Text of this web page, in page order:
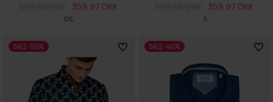
XXL
359,97 DKK
S
359,97 DKK
SALE -50% SALE -40%